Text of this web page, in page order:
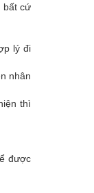
bất cứ
lý đi
nhân
thì
được